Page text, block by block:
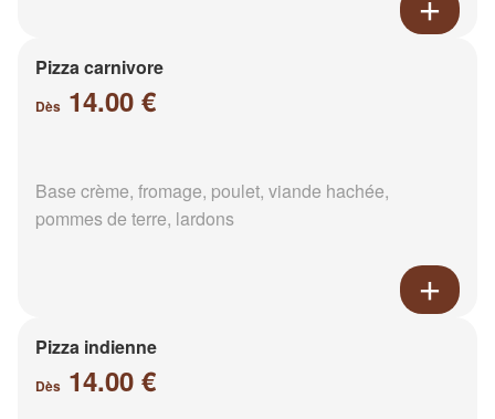
Pizza carnivore
Dès 14.00 €
Base crème, fromage, poulet, viande hachée,
pommes de terre, lardons
Pizza indienne
Dès 14.00 €